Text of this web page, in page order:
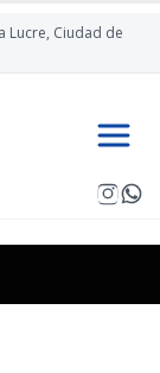
Lucre, Ciudad de